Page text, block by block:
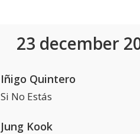
23 december
Iñigo Quintero
Si No Estás
Jung Kook